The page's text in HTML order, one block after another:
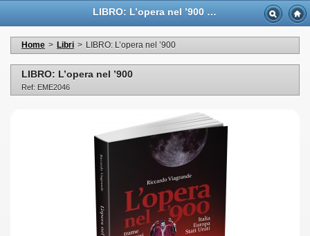
LIBRO: L’opera nel ’900 - Casa Musicale Eco
Home > Libri > LIBRO: L’opera nel ’900
LIBRO: L’opera nel ’900
Ref: EME2046